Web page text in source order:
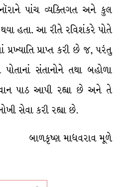
પાંચ વ્યક્તિગત અને કુલ
હતા. આ રીતે રવિશંકરે પોતે
પ્રખ્યાતિ પ્રાપ્ત કરી છે જ, પરંતુ
સંતાનોને તથા બહોળા
પાઠ આપી રહ્યા છે અને તે
સેવા કરી રહ્યા છે.
બાળકૃષ્ણ માધવરાવ મૂળે